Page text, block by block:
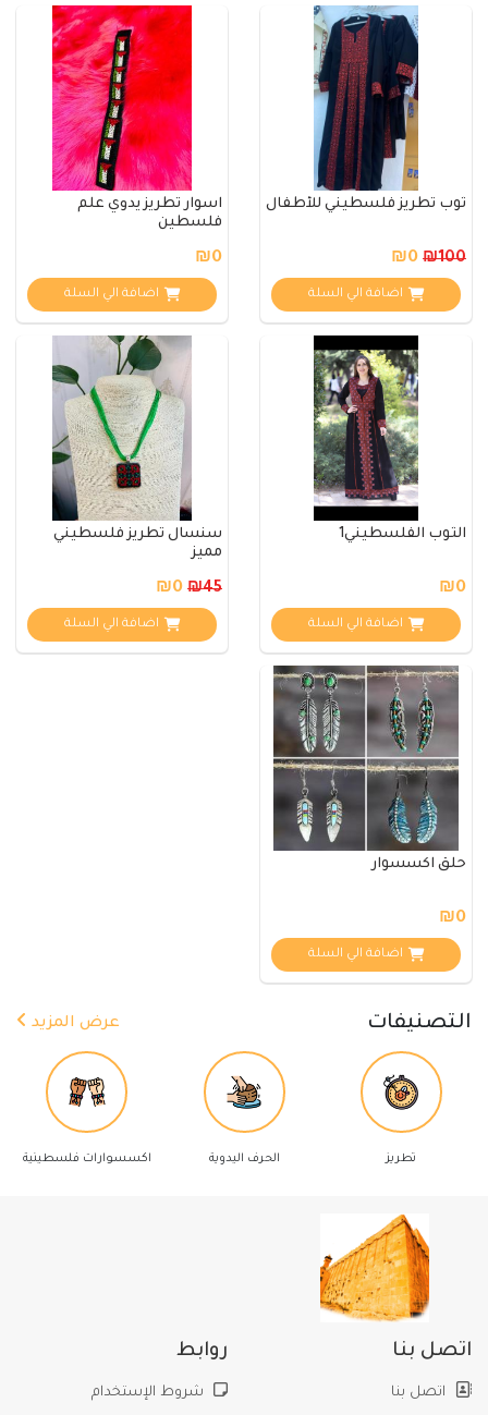
ثوب تطريز فلسطيني للأطفال
₪100
اضافة الي السلة
اسوار تطريز يدوي علم
فلسطين
₪0
اضافة الي السلة
الثوب الفلسطيني1
₪0
اضافة الي السلة
سنسال تطريز فلسطيني
مميز
₪45
اضافة الي السلة
حلق اكسسوار
₪0
اضافة الي السلة
التصنيفات عرض المزيد
تطريز الحرف اليدوية اكسسوارات فلسطينية
اتصل بنا
اتصل بنا
روابط
شروط الإستخدام